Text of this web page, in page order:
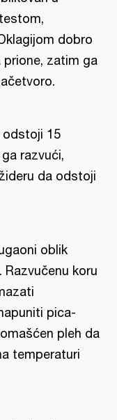
dobro
zatim ga
15
razvući,
da odstoji
oblik
koru
pica-
pleh da
temperaturi